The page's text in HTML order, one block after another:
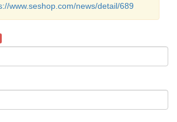
www.seshop.com/news/detail/689